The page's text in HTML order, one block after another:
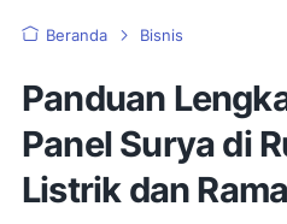
Beranda Bisnis
Panduan
Panel Surya di
Listrik dan